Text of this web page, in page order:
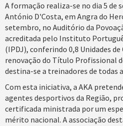
A formação realiza-se no dia 5 de
António D'Costa, em Angra do
setembro, no Auditório da
acreditada pelo Instituto
(IPDJ), conferindo 0,8 Unidades
renovação do Título Profissional
destina-se a treinadores de todas
Com esta iniciativa, a AKA
agentes desportivos da Região,
certificada ministrada por um
mérito nacional. A associação